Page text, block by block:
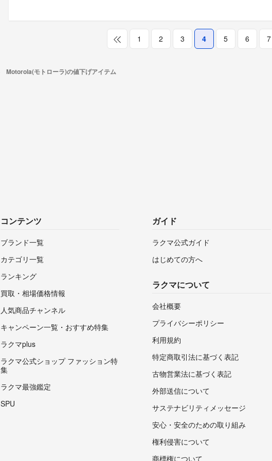
1 2 3 4 5 6 7
Motorola(モトローラ)の値下げアイテム
コンテンツ
ブランド一覧
カテゴリ一覧
ランキング
買取・相場価格情報
人気商品チャンネル
キャンペーン一覧・おすすめ特集
ラクマplus
ラクマ公式ショップ ファッション特
集
ラクマ最強鑑定
SPU
ガイド
ラクマ公式ガイド
はじめての方へ
ラクマについて
会社概要
プライバシーポリシー
利用規約
特定商取引法に基づく表記
古物営業法に基づく表記
外部送信について
サステナビリティメッセージ
安心・安全のための取り組み
権利侵害について
商標権について